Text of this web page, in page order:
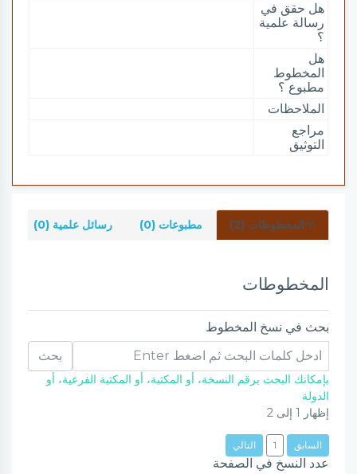
هل حقق في
رسالة علمية
؟
هل
المخطوط
مطبوع ؟
الملاحظات
مراجع
التوثيق
المخطوطات (2) مطبوعات (0) رسائل علمية (0)
المخطوطات
بحث في نسخ المخطوط
بحث
بإمكانك البحث برقم النسخة، أو المكتبة، أو المكتبة الفرعية، أو
الدولة
إظهار 1 إلى 2
السابق 1 التالي
عدد النسخ في الصفحة